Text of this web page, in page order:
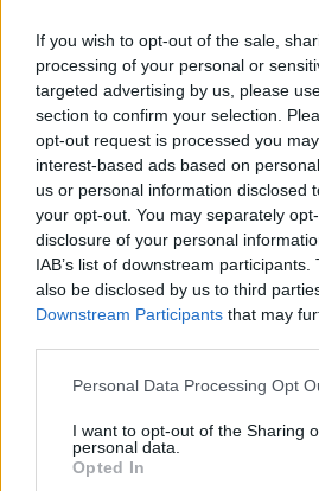
If you wish to opt-out of the sale,
processing of your personal or
targeted advertising by us, please
section to confirm your selection.
opt-out request is processed you
interest-based ads based on
us or personal information disclosed
your opt-out. You may separately
disclosure of your personal
IAB’s list of downstream
also be disclosed by us to third
Downstream Participants that may
Please note that this website/app
not limited to your visit or usage
grant or deny consent to Google and
use your data for below specified
Personal Data Processing Opt
I want to opt-out of the Sharing
personal data.
Opted In
confermata fino al 31
AUTORE
Andrea Innocenti
Andrea Innocenti ha
rientro di una cronista
crisi diplomatica,
consolati; è
definisce linee editoriali
a Napoli, parla dialetto